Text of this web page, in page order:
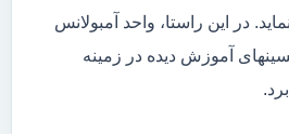
در این راستا، واحد آمبولانس
آموزش دیده در زمینه